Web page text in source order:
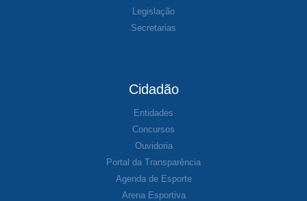
Legislação
Secretarias
Cidadão
Entidades
Concursos
Ouvidoria
Portal da Transparência
Agenda de Esporte
Arena Esportiva